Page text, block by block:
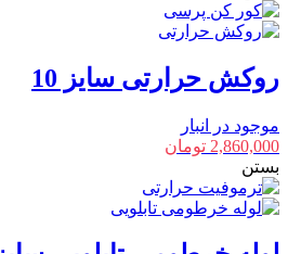
روکش حرارتی سایز 10
موجود در انبار
2,860,000 تومان
بستن